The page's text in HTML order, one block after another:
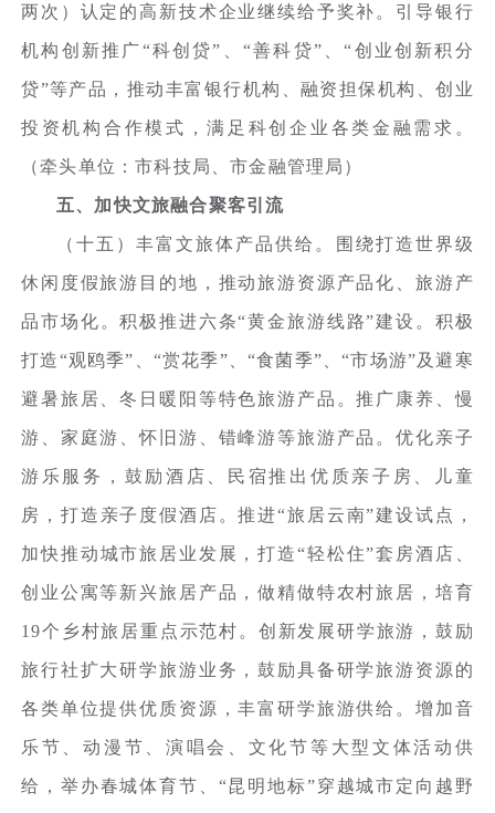
两次）认定的高新技术企业继续给予奖补。引导银行
机构创新推广“科创贷”、“善科贷”、“创业创新积分
贷”等产品，推动丰富银行机构、融资担保机构、创业
投资机构合作模式，满足科创企业各类金融需求。
（牵头单位：市科技局、市金融管理局）
五、加快文旅融合聚客引流
（十五）丰富文旅体产品供给。围绕打造世界级
休闲度假旅游目的地，推动旅游资源产品化、旅游产
品市场化。积极推进六条“黄金旅游线路”建设。积极
打造“观鸥季”、“赏花季”、“食菌季”、“市场游”及避寒
避暑旅居、冬日暖阳等特色旅游产品。推广康养、慢
游、家庭游、怀旧游、错峰游等旅游产品。优化亲子
游乐服务，鼓励酒店、民宿推出优质亲子房、儿童
房，打造亲子度假酒店。推进“旅居云南”建设试点，
加快推动城市旅居业发展，打造“轻松住”套房酒店、
创业公寓等新兴旅居产品，做精做特农村旅居，培育
19个乡村旅居重点示范村。创新发展研学旅游，鼓励
旅行社扩大研学旅游业务，鼓励具备研学旅游资源的
各类单位提供优质资源，丰富研学旅游供给。增加音
乐节、动漫节、演唱会、文化节等大型文体活动供
给，举办春城体育节、“昆明地标”穿越城市定向越野